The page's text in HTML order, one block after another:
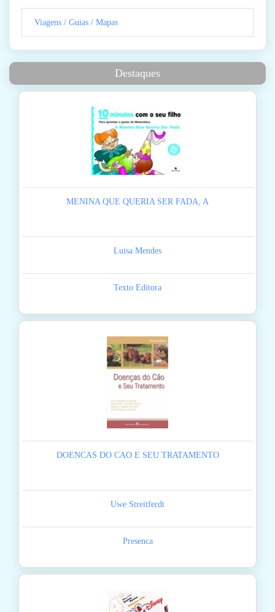
Viagens / Guias / Mapas
Destaques
MENINA QUE QUERIA SER FADA, A
Luisa Mendes
Texto Editora
DOENCAS DO CAO E SEU TRATAMENTO
Uwe Streitferdt
Presenca